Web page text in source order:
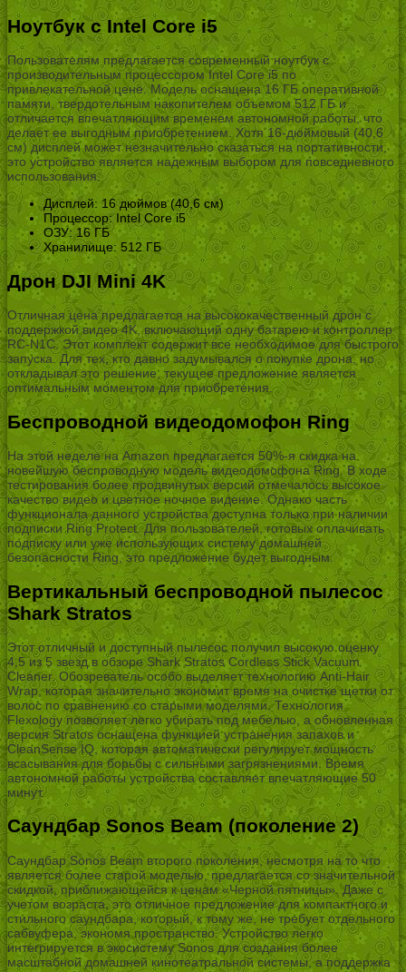
Ноутбук с Intel Core i5
Пользователям предлагается современный ноутбук с
производительным процессором Intel Core i5 по
привлекательной цене. Модель оснащена 16 ГБ оперативной
памяти, твердотельным накопителем объемом 512 ГБ и
отличается впечатляющим временем автономной работы, что
делает ее выгодным приобретением. Хотя 16-дюймовый (40,6
см) дисплей может незначительно сказаться на портативности,
это устройство является надежным выбором для повседневного
использования.
Дисплей: 16 дюймов (40,6 см)
Процессор: Intel Core i5
ОЗУ: 16 ГБ
Хранилище: 512 ГБ
Дрон DJI Mini 4K
Отличная цена предлагается на высококачественный дрон с
поддержкой видео 4K, включающий одну батарею и контроллер
RC-N1C. Этот комплект содержит все необходимое для быстрого
запуска. Для тех, кто давно задумывался о покупке дрона, но
откладывал это решение, текущее предложение является
оптимальным моментом для приобретения.
Беспроводной видеодомофон Ring
На этой неделе на Amazon предлагается 50%-я скидка на
новейшую беспроводную модель видеодомофона Ring. В ходе
тестирования более продвинутых версий отмечалось высокое
качество видео и цветное ночное видение. Однако часть
функционала данного устройства доступна только при наличии
подписки Ring Protect. Для пользователей, готовых оплачивать
подписку или уже использующих систему домашней
безопасности Ring, это предложение будет выгодным.
Вертикальный беспроводной пылесос
Shark Stratos
Этот отличный и доступный пылесос получил высокую оценку
4,5 из 5 звезд в обзоре Shark Stratos Cordless Stick Vacuum
Cleaner. Обозреватель особо выделяет технологию Anti-Hair
Wrap, которая значительно экономит время на очистке щетки от
волос по сравнению со старыми моделями. Технология
Flexology позволяет легко убирать под мебелью, а обновленная
версия Stratos оснащена функцией устранения запахов и
CleanSense IQ, которая автоматически регулирует мощность
всасывания для борьбы с сильными загрязнениями. Время
автономной работы устройства составляет впечатляющие 50
минут.
Саундбар Sonos Beam (поколение 2)
Саундбар Sonos Beam второго поколения, несмотря на то что
является более старой моделью, предлагается со значительной
скидкой, приближающейся к ценам «Черной пятницы». Даже с
учетом возраста, это отличное предложение для компактного и
стильного саундбара, который, к тому же, не требует отдельного
сабвуфера, экономя пространство. Устройство легко
интегрируется в экосистему Sonos для создания более
масштабной домашней кинотеатральной системы, а поддержка